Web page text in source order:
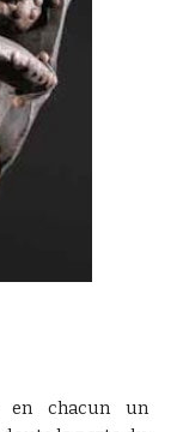
en chacun un